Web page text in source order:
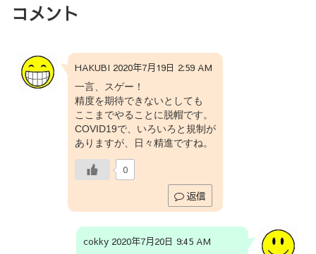
コメント
HAKUBI 2020年7月19日 2:59 AM
一言、スゲー！
精度を期待できないとしても
ここまでやることに脱帽です。
COVID19で、いろいろと規制が
ありますが、日々精進ですね。
0
返信
cokky 2020年7月20日 9:45 AM